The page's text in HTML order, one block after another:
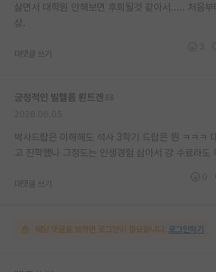
살면서 대학원 안해보면 후회될것 같아서..... 처음부
상.
대댓글 쓰기
긍정적인 빌헬름 뢴트겐
박사드랍은 이해해도 석사 3학기 드랍은 뭔 ㅋㅋㅋ
고 진학했나 그정도는 인생경험 삼아서 걍 수료라도
대댓글 쓰기
해당 댓글을 보려면 로그인이 필요합니다. 로그인하기